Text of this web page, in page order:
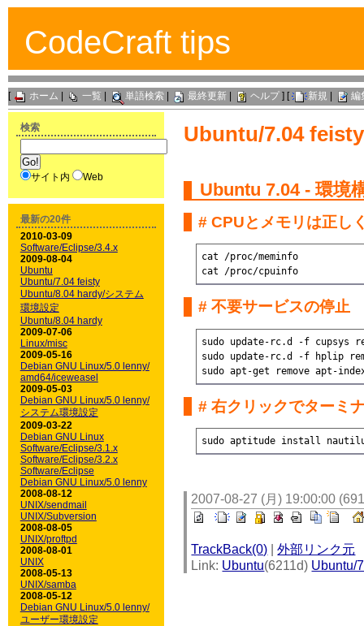
CodeCraft tips
[ ホーム 一覧 単語検索| 最終更新| ヘルプ] [ 新規 編
Ubuntu/7.04
Ubuntu 7.04 - 環境
# CPUとメモリは正し
cat /proc/meminfo
# 不要サービスの停止
sudo update-rc.d -f cupsys
sudo update-rc.d -f hplip
# 右クリックでターミ
sudo aptitude install
2007-08-27 (月) 19:00:00
TrackBack(0) |外部リンク元
Link: Ubuntu(6211d) Ubuntu/
検索
サイト内 Web
最新の20件
2010-03-09
Software/Eclipse/3.4.x
2009-08-04
Ubuntu
Ubuntu/7.04 feisty
Ubuntu/8.04 hardy/システム
環境設定
Ubuntu/8.04 hardy
2009-07-06
Linux/misc
2009-05-16
Debian GNU Linux/5.0 lenny/
amd64/iceweasel
2009-05-03
Debian GNU Linux/5.0 lenny/
システム環境設定
2009-03-22
Debian GNU Linux
Software/Eclipse/3.1.x
Software/Eclipse/3.2.x
Software/Eclipse
Debian GNU Linux/5.0 lenny
2008-08-12
UNIX/sendmail
UNIX/Subversion
2008-08-05
UNIX/proftpd
2008-08-01
UNIX
2008-05-13
UNIX/samba
2008-05-12
Debian GNU Linux/5.0 lenny/
ユーザー環境設定